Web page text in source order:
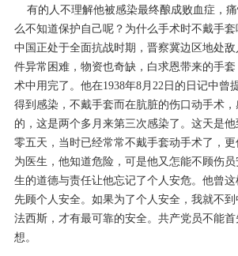
有的人不理解他被感染最终酿成败血症，
么不知道保护自己呢？为什么手术时不戴手
中国正处于全面抗战时期，晋察冀边区地处
件异常困难，物资也奇缺，白求恩带来的手
术中用完了。他在1938年8月22日的日记中曾
得到感染，不戴手套而在肮脏的伤口动手术
的，这是两个多月来第三次感染了。这天是他
零五天，当时已经常常不戴手套动手术了，
为医生，他知道危险，可是他又怎能不顾伤
生的道德与责任让他忘记了个人安危。他曾
先顾个人安全。如果为了个人安全，我就不
法西斯，才有最可靠的安全。共产党员不能
想。